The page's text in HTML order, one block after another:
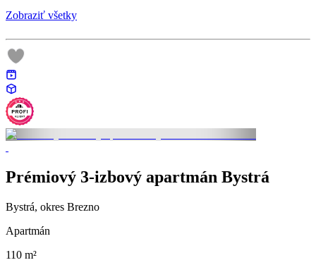
Zobraziť všetky
Prémiový 3-izbový apartmán Bystrá
Bystrá, okres Brezno
Apartmán
110 m²